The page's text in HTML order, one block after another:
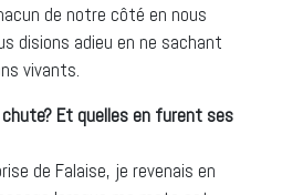
de notre côté en nous
disions adieu en ne sachant
vivants.
Et quelles en furent ses
de Falaise, je revenais en